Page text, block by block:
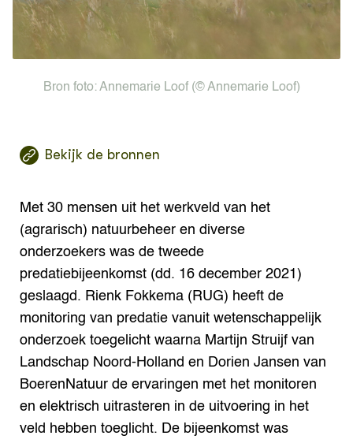
Over ons
Bron foto:Annemarie Loof(© Annemarie Loof)
Bekijk de bronnen
Met 30 mensen uit het werkveld van het
(agrarisch) natuurbeheer en diverse
onderzoekers was de tweede
predatiebijeenkomst (dd. 16 december 2021)
geslaagd. Rienk Fokkema (RUG) heeft de
monitoring van predatie vanuit wetenschappelijk
onderzoek toegelicht waarna Martijn Struijf van
Landschap Noord-Holland en Dorien Jansen van
BoerenNatuur de ervaringen met het monitoren
en elektrisch uitrasteren in de uitvoering in het
veld hebben toeglicht. De bijeenkomst was